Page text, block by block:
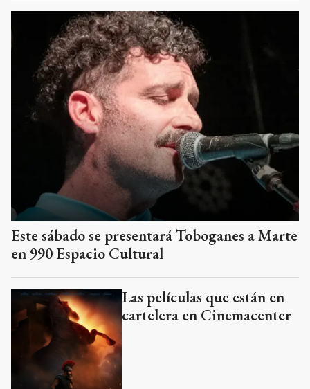
Este sábado se presentará Toboganes a Marte
en 990 Espacio Cultural
Las películas que están en
cartelera en Cinemacenter